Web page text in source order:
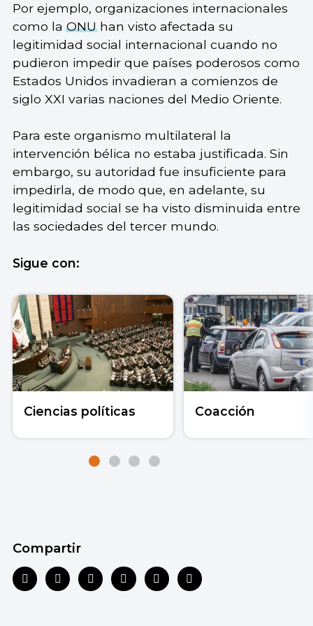
Por ejemplo, organizaciones internacionales
como laONUhan visto afectada su
legitimidad social internacional cuando no
pudieron impedir que países poderosos como
Estados Unidos invadieran a comienzos de
siglo XXI varias naciones del Medio Oriente.
Para este organismo multilateral la
intervención bélica no estaba justificada. Sin
embargo, su autoridad fue insuficiente para
impedirla, de modo que, en adelante, su
legitimidad social se ha visto disminuida entre
las sociedades del tercer mundo.
Sigue con:
Ciencias políticas Coacción
Compartir